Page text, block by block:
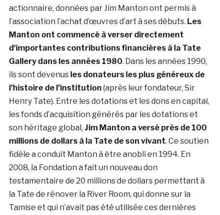
actionnaire, données par Jim Manton ont permis à
l’association l’achat d’œuvres d’art à ses débuts. Les
Manton ont commencé à verser directement
d’importantes contributions financières à la Tate
Gallery dans les années 1980. Dans les années 1990,
ils sont devenus les donateurs les plus généreux de
l’histoire de l’institution (après leur fondateur, Sir
Henry Tate). Entre les dotations et les dons en capital,
les fonds d’acquisition générés par les dotations et
son héritage global, Jim Manton a versé près de 100
millions de dollars à la Tate de son vivant. Ce soutien
fidèle a conduit Manton à être anobli en 1994. En
2008, la Fondation a fait un nouveau don
testamentaire de 20 millions de dollars permettant à
la Tate de rénover la River Room, qui donne sur la
Tamise et qui n’avait pas été utilisée ces dernières